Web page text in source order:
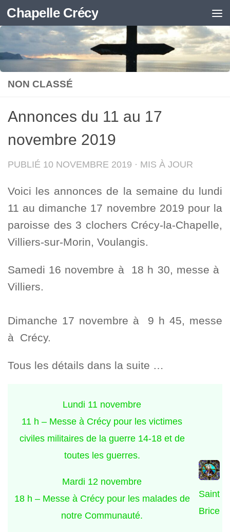
Skip to content
Chapelle Crécy
NON CLASSÉ
Annonces du 11 au 17
novembre 2019
PUBLIÉ 10 NOVEMBRE 2019 · MIS À JOUR
Voici les annonces de la semaine du lundi
11 au dimanche 17 novembre 2019 pour la
paroisse des 3 clochers Crécy-la-Chapelle,
Villiers-sur-Morin, Voulangis.
Samedi 16 novembre à 18 h 30, messe à
Villiers.
Dimanche 17 novembre à 9 h 45, messe
à Crécy.
Tous les détails dans la suite …
Lundi 11 novembre
11 h – Messe à Crécy pour les victimes
civiles militaires de la guerre 14-18 et de
toutes les guerres.
Mardi 12 novembre
18 h – Messe à Crécy pour les malades de
notre Communauté.
Saint
Brice